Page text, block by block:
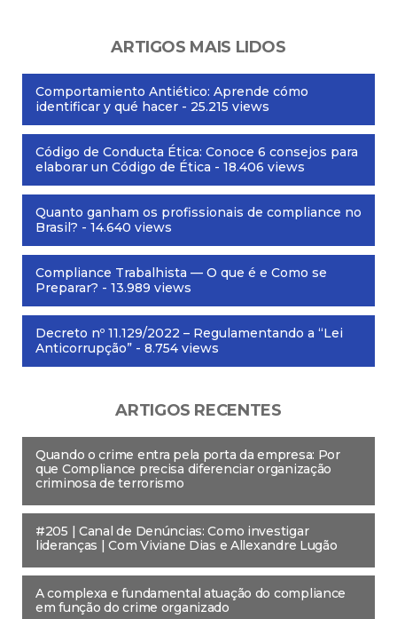
ARTIGOS MAIS LIDOS
Comportamiento Antiético: Aprende cómo
identificar y qué hacer - 25.215 views
Código de Conducta Ética: Conoce 6 consejos para
elaborar un Código de Ética - 18.406 views
Quanto ganham os profissionais de compliance no
Brasil? - 14.640 views
Compliance Trabalhista — O que é e Como se
Preparar? - 13.989 views
Decreto nº 11.129/2022 – Regulamentando a “Lei
Anticorrupção” - 8.754 views
ARTIGOS RECENTES
Quando o crime entra pela porta da empresa: Por
que Compliance precisa diferenciar organização
criminosa de terrorismo
#205 | Canal de Denúncias: Como investigar
lideranças | Com Viviane Dias e Allexandre Lugão
A complexa e fundamental atuação do compliance
em função do crime organizado